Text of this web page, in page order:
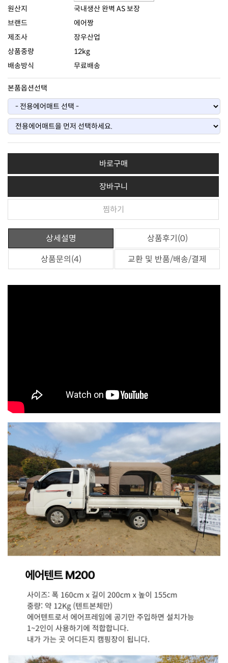
원산지
국내생산 완벽 AS 보장
브랜드
에어짱
제조사
장우산업
상품중량
12kg
배송방식
무료배송
본품옵션선택
바로구매
장바구니
찜하기
상세설명
상품후기(0)
상품문의(4)
교환 및 반품/배송/결제